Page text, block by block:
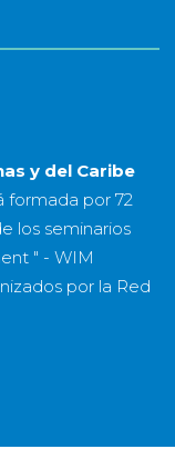
y del Caribe
formada por 72
los seminarios
" - WIM
por la Red